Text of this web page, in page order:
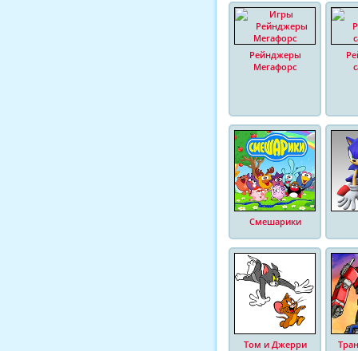
Рейнджеры
Мегафорс
Смешарики
Том и Джерри